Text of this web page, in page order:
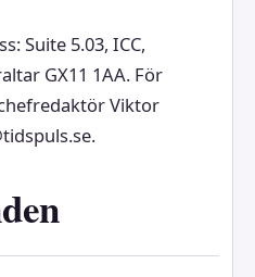
Suite 5.03, ICC,
GX11 1AA. För
Viktor